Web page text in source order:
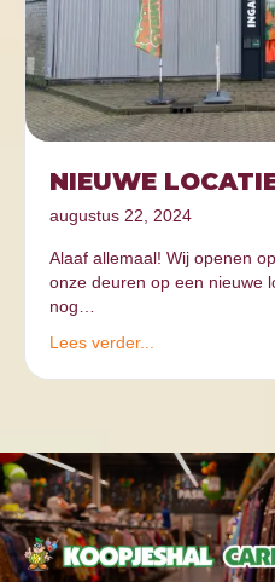
NIEUWE
augustus 22, 2024
Alaaf allemaal! Wij openen
onze deuren op een nieuwe
nog…
Lees verder...